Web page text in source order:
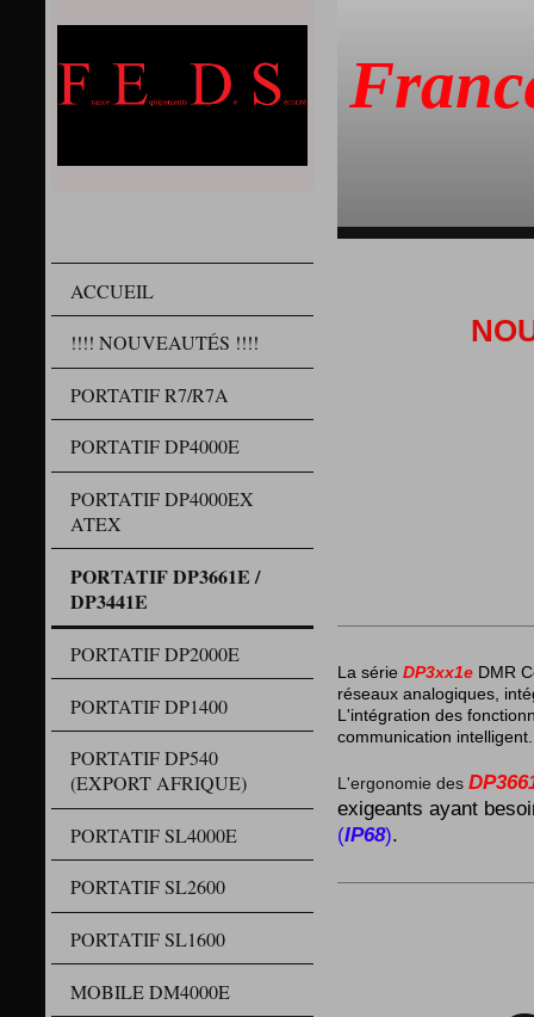
ACCUEIL
!!!! NOUVEAUTÉS !!!!
PORTATIF R7/R7A
PORTATIF DP4000E
PORTATIF DP4000EX
ATEX
PORTATIF DP3661E /
DP3441E
PORTATIF DP2000E
PORTATIF DP1400
PORTATIF DP540
(EXPORT AFRIQUE)
PORTATIF SL4000E
PORTATIF SL2600
PORTATIF SL1600
MOBILE DM4000E
La série DP3xx1e DMR
réseaux analogiques,
L'intégration des
communication intelligent.
L'ergonomie des
exigeants ayant
(IP68).